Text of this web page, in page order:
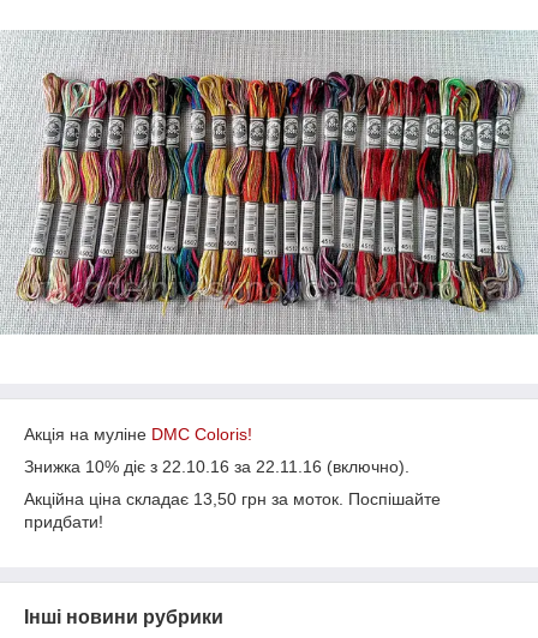
Акція на муліне DMC Coloris!
Знижка 10% діє з 22.10.16 за 22.11.16 (включно).
Акційна ціна складає 13,50 грн за моток. Поспішайте
придбати!
Інші новини рубрики